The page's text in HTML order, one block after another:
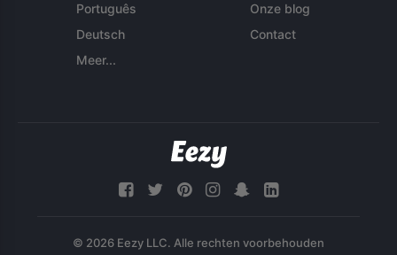
Português
Deutsch
Meer...
Onze blog
Contact
© 2026 Eezy LLC. Alle rechten voorbehouden